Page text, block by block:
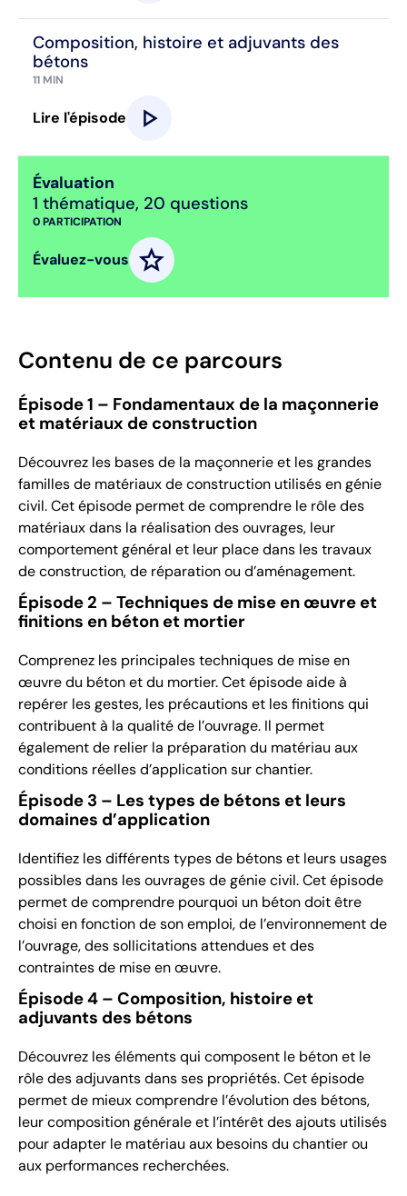
Composition, histoire et adjuvants des
bétons
11 MIN
Lire l'épisode play_arrow
Évaluation
1 thématique, 20 questions
0PARTICIPATION
Évaluez-vous star
Contenu de ce parcours
Épisode 1 – Fondamentaux de la maçonnerie
et matériaux de construction
Découvrez les bases de la maçonnerie et les grandes
familles de matériaux de construction utilisés en génie
civil. Cet épisode permet de comprendre le rôle des
matériaux dans la réalisation des ouvrages, leur
comportement général et leur place dans les travaux
de construction, de réparation ou d’aménagement.
Épisode 2 – Techniques de mise en œuvre et
finitions en béton et mortier
Comprenez les principales techniques de mise en
œuvre du béton et du mortier. Cet épisode aide à
repérer les gestes, les précautions et les finitions qui
contribuent à la qualité de l’ouvrage. Il permet
également de relier la préparation du matériau aux
conditions réelles d’application sur chantier.
Épisode 3 – Les types de bétons et leurs
domaines d’application
Identifiez les différents types de bétons et leurs usages
possibles dans les ouvrages de génie civil. Cet épisode
permet de comprendre pourquoi un béton doit être
choisi en fonction de son emploi, de l’environnement de
l’ouvrage, des sollicitations attendues et des
contraintes de mise en œuvre.
Épisode 4 – Composition, histoire et
adjuvants des bétons
Découvrez les éléments qui composent le béton et le
rôle des adjuvants dans ses propriétés. Cet épisode
permet de mieux comprendre l’évolution des bétons,
leur composition générale et l’intérêt des ajouts utilisés
pour adapter le matériau aux besoins du chantier ou
aux performances recherchées.